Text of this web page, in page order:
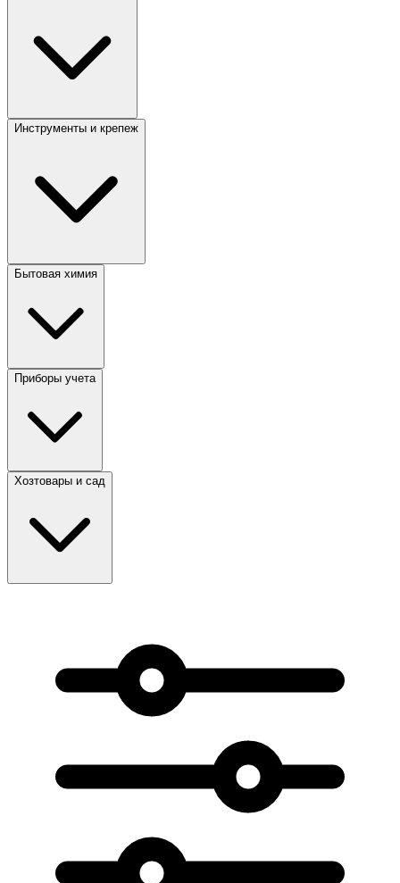
Инструменты и крепеж
Бытовая химия
Приборы учета
Хозтовары и сад